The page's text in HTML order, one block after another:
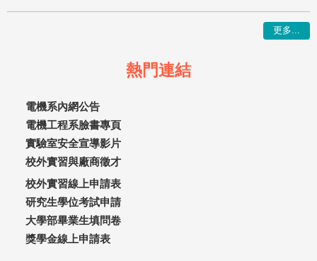
更多...
熱門連結
電機系內網公告
電機工程系臉書專頁
實驗室安全宣導影片
校外實習與廠商徵才
校外實習線上申請表
研究生學位考試申請
大學部畢業生填問卷
獎學金線上申請表